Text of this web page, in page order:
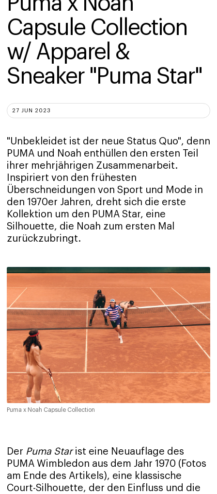
Capsule Collection
w/ Apparel &
Sneaker "Puma Star"
27 JUN 2023
"Unbekleidet ist der neue Status Quo", denn
PUMA und Noah enthüllen den ersten Teil
ihrer mehrjährigen Zusammenarbeit.
Inspiriert von den frühesten
Überschneidungen von Sport und Mode in
den 1970er Jahren, dreht sich die erste
Kollektion um den PUMA Star, eine
Silhouette, die Noah zum ersten Mal
zurückzubringt.
Puma x Noah Capsule Collection
Der Puma Starist eine Neuauflage des
PUMA Wimbledon aus dem Jahr 1970 (Fotos
am Ende des Artikels), eine klassische
Court-Silhouette, der den Einfluss und die